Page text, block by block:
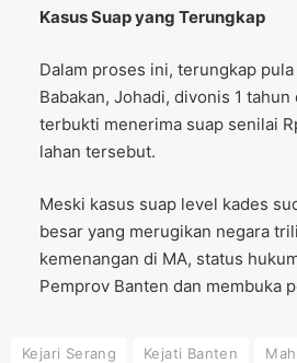
Kasus Suap yang Terungkap
Dalam proses ini, terungkap
Babakan, Johadi, divonis 1
terbukti menerima suap senilai
lahan tersebut.
Meski kasus suap level kades
besar yang merugikan negara
kemenangan di MA, status
Pemprov Banten dan membuka
Kejari Serang Kejati Banten